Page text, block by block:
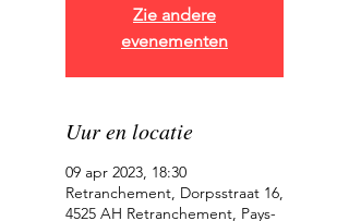
Zie andere
evenementen
Uur en locatie
09 apr 2023, 18:30
Retranchement, Dorpsstraat 16,
4525 AH Retranchement, Pays-